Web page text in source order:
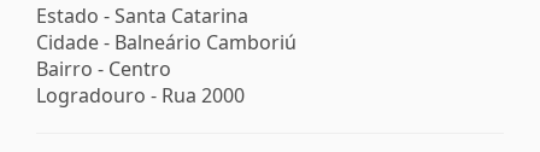
Estado -Santa Catarina
Cidade - Balneário Camboriú
Bairro - Centro
Logradouro - Rua 2000